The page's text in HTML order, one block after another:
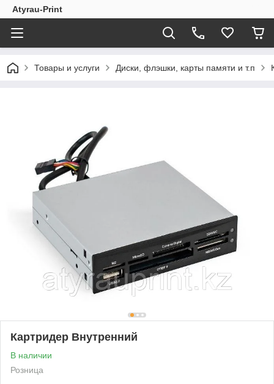
Atyrau-Print
Товары и услуги Диски, флэшки, карты памяти и т.п
Картридер Внутренний
В наличии
Розница